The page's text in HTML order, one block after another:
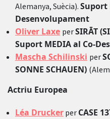
Alemanya, Suècia).Suport
Desenvolupament
Oliver Laxe perSIRĀT
Suport MEDIA al Co-
Mascha Schilinski per
SONNE SCHAUEN)
Actriu Europea
Léa DruckerperCASE